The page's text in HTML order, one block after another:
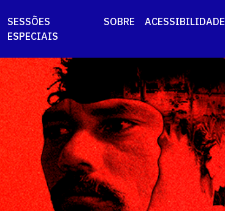
SESSÕES
ESPECIAIS
SOBRE ACESSIBILIDADE